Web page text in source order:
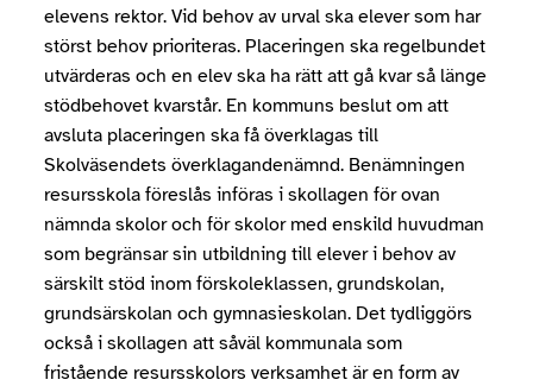
elevens rektor. Vid behov av urval ska elever som har
störst behov prioriteras. Placeringen ska regelbundet
utvärderas och en elev ska ha rätt att gå kvar så länge
stödbehovet kvar­står. En kommuns beslut om att
avsluta placeringen ska få över­klagas till
Skolväsendets överklagandenämnd. Benämningen
resursskola föreslås införas i skollagen för ovan
nämnda skolor och för skolor med enskild huvudman
som begränsar sin utbildning till elever i behov av
särskilt stöd inom förskoleklassen, grundskolan,
grundsärskolan och gymnasie­skolan. Det tydliggörs
också i skollagen att såväl kommunala som
fristående resursskolors verksamhet är en form av